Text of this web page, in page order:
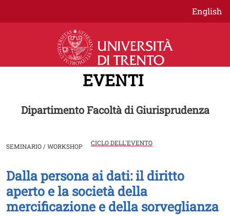
Salta al contenuto principale
English
EVENTI
Dipartimento Facoltà di Giurisprudenza
SEMINARIO / WORKSHOP CICLO DELL'EVENTO
Image
Dalla persona ai dati: il diritto
aperto e la società della
mercificazione e della sorveglianza